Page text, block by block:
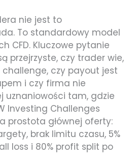
nie jest to
To standardowy model
CFD. Kluczowe pytanie
przejrzyste, czy trader wie,
czy payout jest
i czy firma nie
uznaniowości tam, gdzie
Investing Challenges
prostota głównej oferty:
brak limitu czasu, 5%
loss i 80% profit split po